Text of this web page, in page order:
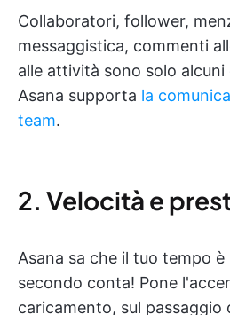
Collaboratori, follower,
messaggistica, commenti
alle attività sono solo alcuni
Asana supporta la
team.
2. Velocità e
Asana sa che il tuo tempo
secondo conta! Pone
caricamento, sul passaggio